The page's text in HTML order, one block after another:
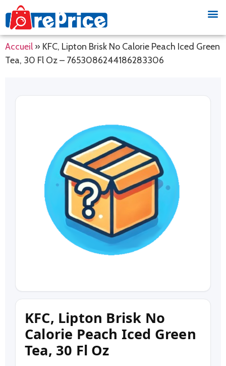
Accueil » KFC, Lipton Brisk No Calorie Peach Iced Green
Tea, 30 Fl Oz – 7653086244186283306
KFC, Lipton Brisk No
Calorie Peach Iced Green
Tea, 30 Fl Oz